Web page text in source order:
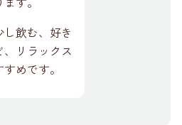
飲む、好き
リラックス
めです。